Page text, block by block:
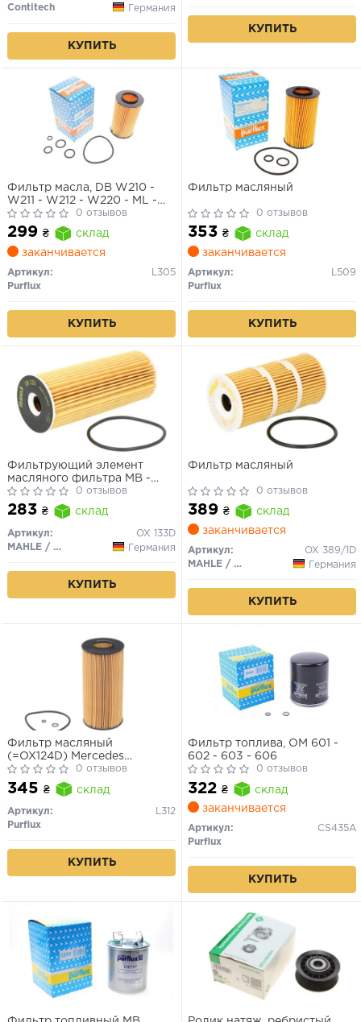
Contitech
Германия
КУПИТЬ
КУПИТЬ
Фильтр масла, DB W210 -
W211 - W212 - W220 - ML -
GL, (бенз.)
0 отзывов
299 ₴
склад
заканчивается
Артикул:
L305
Purflux
КУПИТЬ
Фильтр масляный
0 отзывов
353 ₴
склад
заканчивается
Артикул:
L509
Purflux
КУПИТЬ
Фильтрующий элемент
масляного фильтра MB -
SPRINTER, VITO VW - LT
0 отзывов
283 ₴ склад
Артикул:
OX 133D
MAHLE / KNECHT
Германия
КУПИТЬ
Фильтр масляный
0 отзывов
389 ₴
склад
заканчивается
Артикул:
OX 389/1D
MAHLE / KNECHT
Германия
КУПИТЬ
Фильтр масляный
(=OX124D) Mercedes
W202/W210 200D-300D 95-,
208D-412D Sprinter
0 отзывов
345 ₴ склад
Артикул:
L312
Purflux
КУПИТЬ
Фильтр топлива, OM 601 -
602 - 603 - 606
0 отзывов
322 ₴
склад
заканчивается
Артикул:
CS435A
Purflux
КУПИТЬ